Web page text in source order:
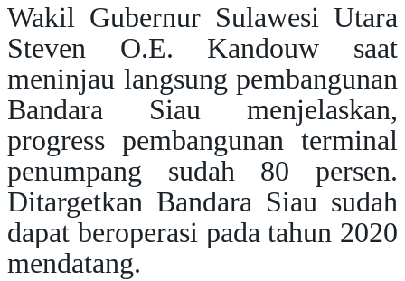
Wakil Gubernur Sulawesi Utara
Steven O.E. Kandouw saat
meninjau langsung pembangunan
Bandara Siau menjelaskan,
progress pembangunan terminal
penumpang sudah 80 persen.
Ditargetkan Bandara Siau sudah
dapat beroperasi pada tahun 2020
mendatang.